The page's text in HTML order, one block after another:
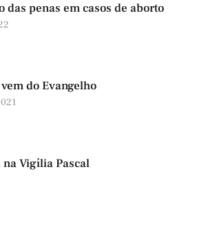
das penas em casos de aborto
do Evangelho
Vigília Pascal